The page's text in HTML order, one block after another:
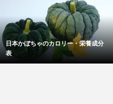
ベーグルのカロリー・栄養成分表